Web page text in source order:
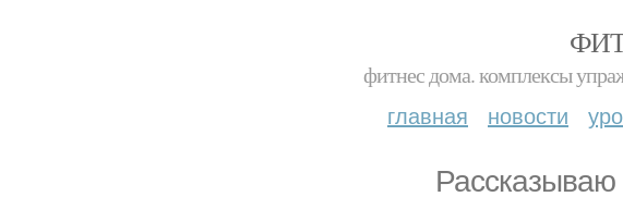
фитнес дома. комплексы
главная новости
Рассказываю